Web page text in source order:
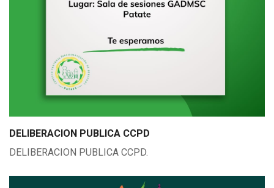
DELIBERACION PUBLICA CCPD
DELIBERACION PUBLICA CCPD.